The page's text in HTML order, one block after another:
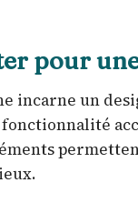
pour
incarne un